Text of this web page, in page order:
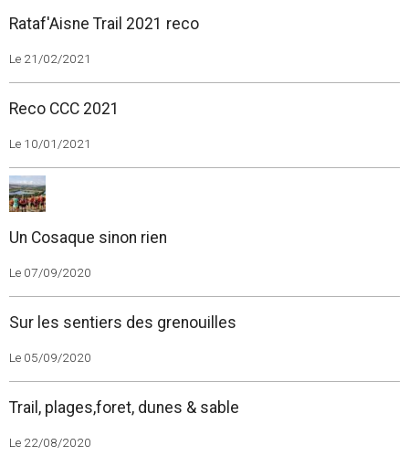
Rataf'Aisne Trail 2021 reco
Le 21/02/2021
Reco CCC 2021
Le 10/01/2021
Un Cosaque sinon rien
Le 07/09/2020
Sur les sentiers des grenouilles
Le 05/09/2020
Trail, plages,foret, dunes & sable
Le 22/08/2020